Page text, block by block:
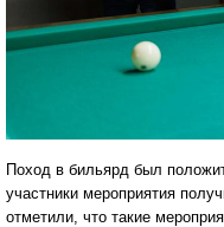
Поход в бильярд был
участники мероприятия
отметили, что такие